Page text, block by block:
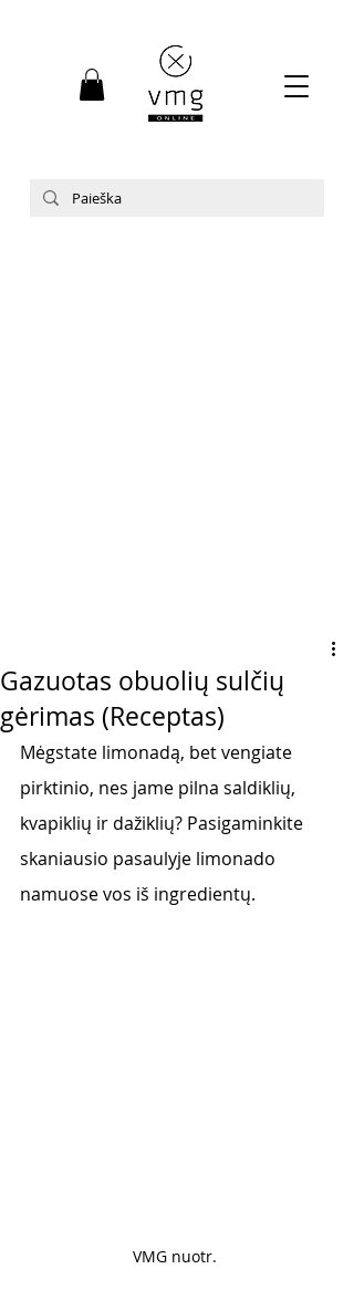
Gazuotas obuolių sulčių
gėrimas (Receptas)
Mėgstate limonadą, bet vengiate
pirktinio, nes jame pilna saldiklių,
kvapiklių ir dažiklių? Pasigaminkite
skaniausio pasaulyje limonado
namuose vos iš ingredientų.
VMG nuotr.